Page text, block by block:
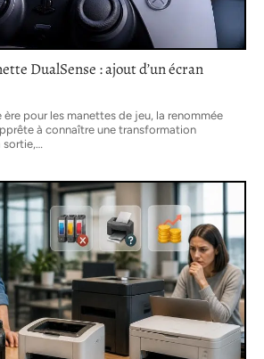
DualSense : ajout d’un écran
pour les manettes de jeu, la renommée
à connaître une transformation
sortie,…